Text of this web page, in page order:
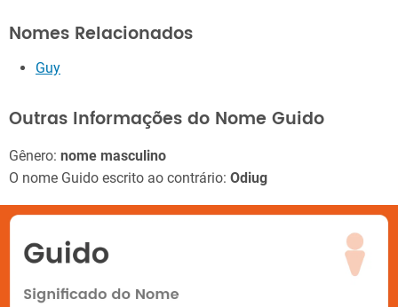
Nomes Relacionados
Guy
Outras Informações do Nome Guido
Gênero: nome masculino
O nome Guido escrito ao contrário: Odiug